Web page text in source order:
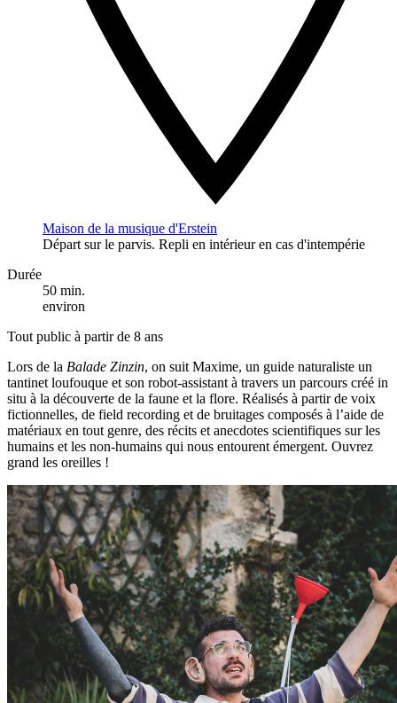
Maison de la musique d'Erstein
Départ sur le parvis. Repli en intérieur en cas d'intempérie
Durée
50 min.
environ
Tout public à partir de 8 ans
Lors de la Balade Zinzin, on suit Maxime, un guide naturaliste un
tantinet loufouque et son robot-assistant à travers un parcours créé in
situ à la découverte de la faune et la flore. Réalisés à partir de voix
fictionnelles, de field recording et de bruitages composés à l’aide de
matériaux en tout genre, des récits et anecdotes scientifiques sur les
humains et les non-humains qui nous entourent émergent. Ouvrez
grand les oreilles !